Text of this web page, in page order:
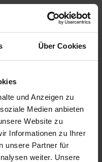
Über Cookies
und Anzeigen zu
Medien anbieten
Website zu
Informationen zu Ihrer
unsere Partner für
weiter. Unsere